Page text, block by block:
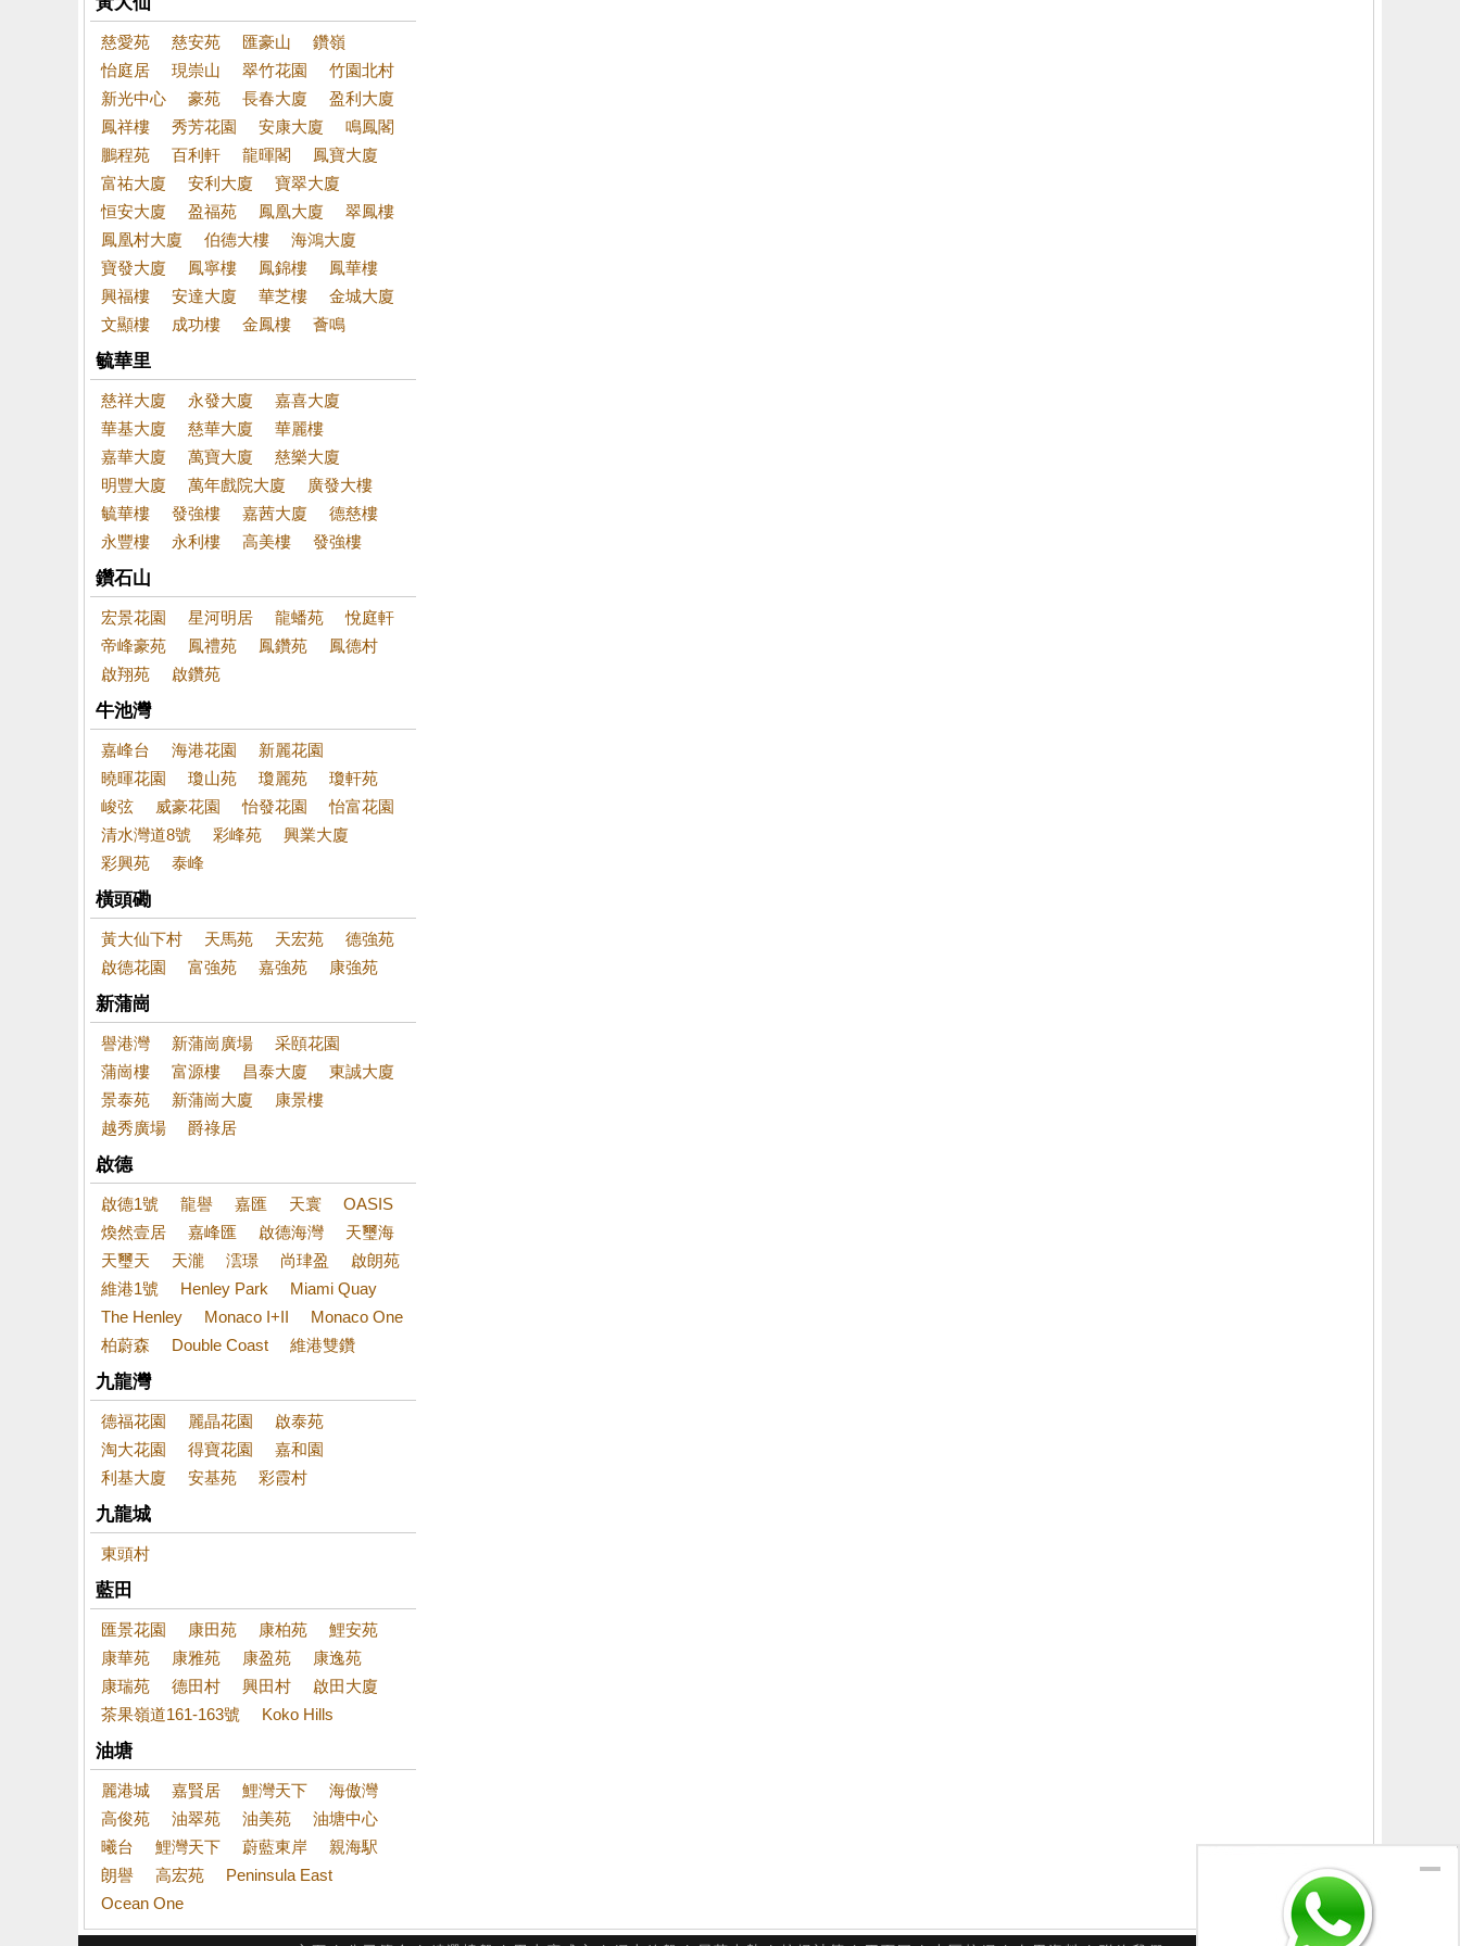
慈愛苑 慈安苑 匯豪山
鑽嶺
怡庭居
現崇山 翠竹花園
竹園北村
新光中心
豪苑 長春大廈
盈利大廈
鳳祥樓
秀芳花園 安康大廈
鳴鳳閣
鵬程苑
百利軒 龍暉閣
鳳寶大廈
富祐大廈
安利大廈
寶翠大廈
恒安大廈
盈福苑 鳳凰大廈
翠鳳樓
鳳凰村大廈
伯德大樓
海鴻大廈
寶發大廈
鳳寧樓 鳳錦樓
鳳華樓
興福樓
安達大廈 華芝樓
金城大廈
文顯樓
成功樓 金鳳樓 薈鳴
毓華里
慈祥大廈 永發大廈
嘉喜大廈
華基大廈
慈華大廈
華麗樓
嘉華大廈
萬寶大廈
慈樂大廈
明豐大廈
萬年戲院大廈
廣發大樓
毓華樓
發強樓 嘉茜大廈
德慈樓
永豐樓
永利樓 高美樓 發強樓
鑽石山
宏景花園 星河明居 龍蟠苑
悅庭軒
帝峰豪苑
鳳禮苑 鳳鑽苑
鳳德村
啟翔苑
啟鑽苑
牛池灣
嘉峰台 海港花園
新麗花園
曉暉花園
瓊山苑 瓊麗苑
瓊軒苑
峻弦
威豪花園 怡發花園
怡富花園
清水灣道8號
彩峰苑
興業大廈
彩興苑
泰峰
橫頭磡
黃大仙下村 天馬苑 天宏苑
德強苑
啟德花園
富強苑 嘉強苑 康強苑
新蒲崗
譽港灣 新蒲崗廣場
采頤花園
蒲崗樓
富源樓 昌泰大廈
東誠大廈
景泰苑
新蒲崗大廈
康景樓
越秀廣場
爵祿居
啟德
啟德1號 龍譽 嘉匯 天寰
OASIS
煥然壹居
嘉峰匯 啟德海灣
天璽海
天璽天
天瀧 澐璟 尚珒盈
啟朗苑
維港1號
Henley Park
Miami Quay
The Henley
Monaco I+II
Monaco One
柏蔚森
Double Coast 維港雙鑽
九龍灣
德福花園 麗晶花園
啟泰苑
淘大花園
得寶花園
嘉和園
利基大廈
安基苑 彩霞村
九龍城
東頭村
藍田
匯景花園 康田苑 康柏苑
鯉安苑
康華苑
康雅苑 康盈苑
康逸苑
康瑞苑
德田村 興田村
啟田大廈
茶果嶺道161-163號
Koko Hills
油塘
麗港城 嘉賢居 鯉灣天下
海傲灣
高俊苑
油翠苑 油美苑
油塘中心
曦台
鯉灣天下 蔚藍東岸
親海駅
朗譽
高宏苑
Peninsula East
Ocean One